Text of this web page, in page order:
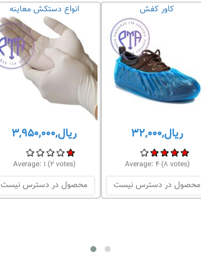
انواع دستکش معاینه
ریال,۳,۹۵۰,۰۰۰
Average: ۱ (۲votes)
محصول در دسترس نیست
کاور کفش
ریال,۳۲,۰۰۰
Average: ۴(۸ votes)
محصول در دسترس نیست